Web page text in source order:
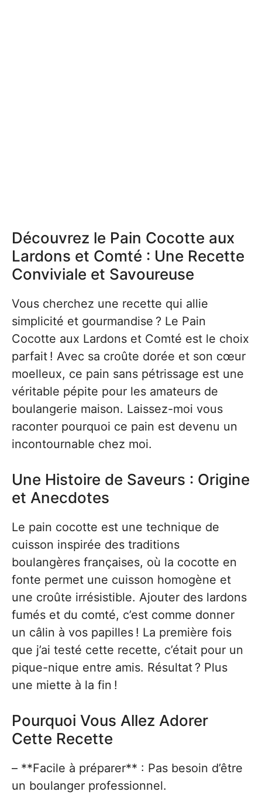
Découvrez le Pain Cocotte aux
Lardons et Comté : Une Recette
Conviviale et Savoureuse
Vous cherchez une recette qui allie
simplicité et gourmandise ? Le Pain
Cocotte aux Lardons et Comté est le choix
parfait ! Avec sa croûte dorée et son cœur
moelleux, ce pain sans pétrissage est une
véritable pépite pour les amateurs de
boulangerie maison. Laissez-moi vous
raconter pourquoi ce pain est devenu un
incontournable chez moi.
Une Histoire de Saveurs : Origine
et Anecdotes
Le pain cocotte est une technique de
cuisson inspirée des traditions
boulangères françaises, où la cocotte en
fonte permet une cuisson homogène et
une croûte irrésistible. Ajouter des lardons
fumés et du comté, c’est comme donner
un câlin à vos papilles ! La première fois
que j’ai testé cette recette, c’était pour un
pique-nique entre amis. Résultat ? Plus
une miette à la fin !
Pourquoi Vous Allez Adorer
Cette Recette
– **Facile à préparer** : Pas besoin d’être
un boulanger professionnel.